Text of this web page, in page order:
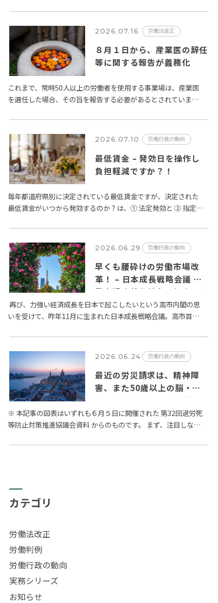
ます。 …
2026.07.16 労働法改正
８月１日から、産業医の辞任
等に関する報告が義務化
これまで、常時50人以上の労働者を使用する事業場は、産業医
を選任した場合、その旨を報告する必要があるとされていまし
合に加え、…
2026.07.10 労働行政の動向
最低賃金 – 発効日を操作し
負担軽減ですか？！
毎年都道府県別に決定されている最低賃金ですが、決定された
最低賃金がいつから発効するのか？は、① 法定発効と ② 指定日
「公…
2026.06.29 労働行政の動向
早くも腰砕けの労働市場改
革！ – 日本成長戦略会議 労
働市場改革分科会とりまとめ
が６月２日に公表
再び、力強い経済成長を日本で起こしたいという高市内閣の思
いを受けて、昨年11月に生まれた日本成長戦略会議。高市首相
の改革が…
2026.06.24 労働行政の動向
最近の労災請求は、精神障
害、また50歳以上の脳・心
臓疾患が増加 – 厚生労働省
過労死等防止対策推進協議会
の議論から
※ 本記事の図表はいずれも６月５日に開催された 第32回過労死
等防止対策推進協議会資料 からのものです。 まず、注目しなけ
…
カテゴリ
労働法改正
労働判例
労働行政の動向
実務シリーズ
お知らせ